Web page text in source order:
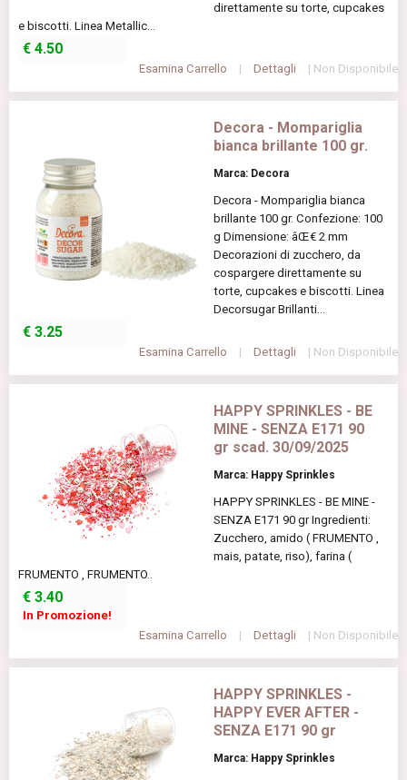
direttamente su torte, cupcakes
e biscotti. Linea Metallic...
€ 4.50
Esamina Carrello | Dettagli | Non Disponibile
Decora - Mompariglia
bianca brillante 100 gr.
Marca: Decora
Decora - Mompariglia bianca
brillante 100 gr. Confezione: 100
g Dimensione: âŒ€ 2 mm
Decorazioni di zucchero, da
cospargere direttamente su
torte, cupcakes e biscotti. Linea
Decorsugar Brillanti...
€ 3.25
Esamina Carrello | Dettagli | Non Disponibile
HAPPY SPRINKLES - BE
MINE - SENZA E171 90
gr scad. 30/09/2025
Marca: Happy Sprinkles
HAPPY SPRINKLES - BE MINE -
SENZA E171 90 gr Ingredienti:
Zucchero, amido ( FRUMENTO ,
mais, patate, riso), farina (
FRUMENTO , FRUMENTO..
€ 3.40
In Promozione!
Esamina Carrello
| Dettagli | Non Disponibile
HAPPY SPRINKLES -
HAPPY EVER AFTER -
SENZA E171 90 gr
Marca: Happy Sprinkles